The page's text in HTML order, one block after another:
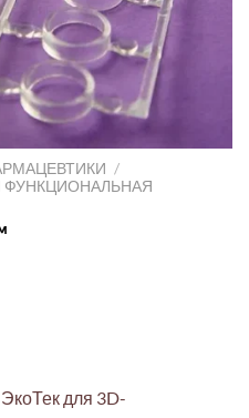
/
для 3D-